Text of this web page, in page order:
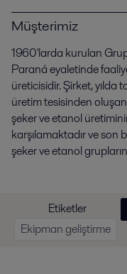
Müşterimiz
1960'larda kurulan
Paraná eyaletinde
üreticisidir. Şirket, yılda
üretim tesisinden
şeker ve etanol
karşılamaktadır ve son
şeker ve etanol
Etiketler
Ekipman geliştirme